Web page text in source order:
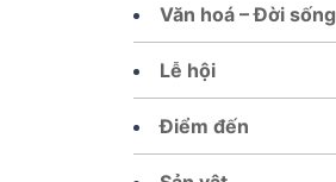
Văn hoá – Đời sống
Lễ hội
Điểm đến